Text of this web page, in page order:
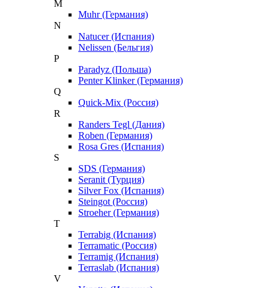
M
Muhr (Германия)
N
Natucer (Испания)
Nelissen (Бельгия)
P
Paradyz (Польша)
Penter Klinker (Германия)
Q
Quick-Mix (Россия)
R
Randers Tegl (Дания)
Roben (Германия)
Rosa Gres (Испания)
S
SDS (Германия)
Seranit (Турция)
Silver Fox (Испания)
Steingot (Россия)
Stroeher (Германия)
T
Terrabig (Испания)
Terramatic (Россия)
Terramig (Испания)
Terraslab (Испания)
V